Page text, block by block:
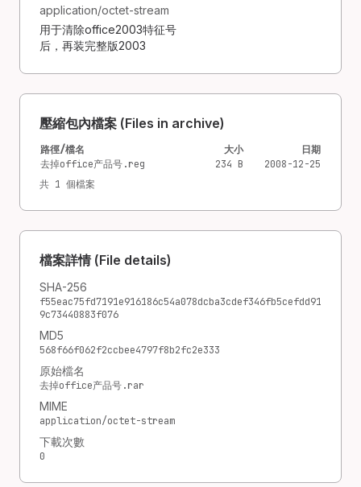
application/octet-stream
用于清除office2003特征号
后，再装完整版2003
壓縮包內檔案 (Files in archive)
路徑/檔名 大小
日期
去掉office产品号.reg
234 B
2008-12-25
共 1 個檔案
檔案詳情 (File details)
SHA-256
f55eac75fd7191e916186c54a078dcba3cdef346fb5cefdd91
9c73440883f076
MD5
568f66f062f2ccbee4797f8b2fc2e333
原始檔名
去掉office产品号.rar
MIME
application/octet-stream
下載次數
0